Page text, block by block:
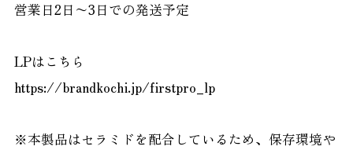
営業日2日〜3日での発送予定
LPはこちら
https://brandkochi.jp/firstpro_lp
※本製品はセラミドを配合しているため、保存環境や